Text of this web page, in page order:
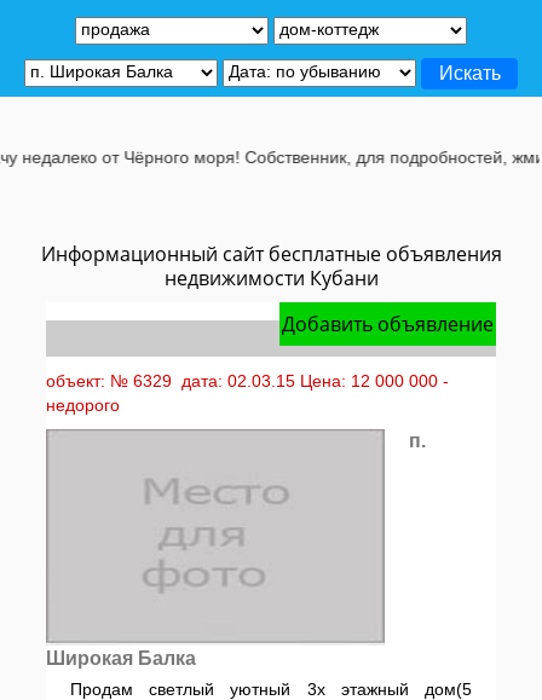
Информационный сайт бесплатные объявления
недвижимости Кубани
Добавить объявление
объект: № 6329 дата: 02.03.15 Цена: 12 000 000 -
недорого
п.
Широкая Балка
Продам светлый уютный 3х этажный дом(5
от Чёрного моря! Собственник, для подробностей, жмите